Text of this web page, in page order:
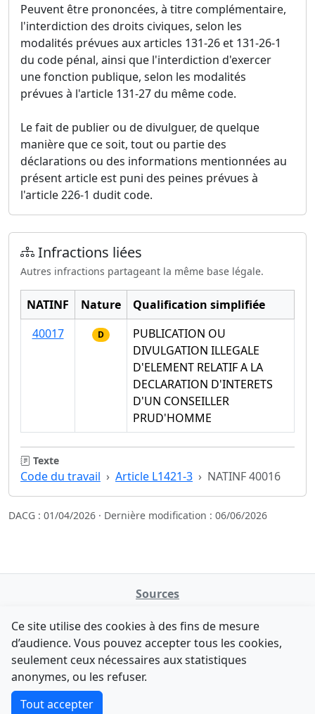
Peuvent être prononcées, à titre complémentaire,
l'interdiction des droits civiques, selon les
modalités prévues aux articles 131-26 et 131-26-1
du code pénal, ainsi que l'interdiction d'exercer
une fonction publique, selon les modalités
prévues à l'article 131-27 du même code.
Le fait de publier ou de divulguer, de quelque
manière que ce soit, tout ou partie des
déclarations ou des informations mentionnées au
présent article est puni des peines prévues à
l'article 226-1 dudit code.
Infractions liées
Autres infractions partageant la même base légale.
NATINF Nature
Qualification simplifiée
40017
D
PUBLICATION OU
DIVULGATION ILLEGALE
D'ELEMENT RELATIF A LA
DECLARATION D'INTERETS
D'UN CONSEILLER
PRUD'HOMME
Texte
Code du travail Article L1421-3 NATINF 40016
DACG : 01/04/2026 · Dernière modification : 06/06/2026
Sources
data.gouv.fr
Legifrance - API
Contact
F-Droid·App Store
Comment avez-vous découvert NATINFo ?
Une courte réponse suffit (500 caractères max).
Ce site utilise des cookies à des fins de mesure
d’audience. Vous pouvez accepter tous les cookies,
seulement ceux nécessaires aux statistiques
anonymes, ou les refuser.
Tout accepter